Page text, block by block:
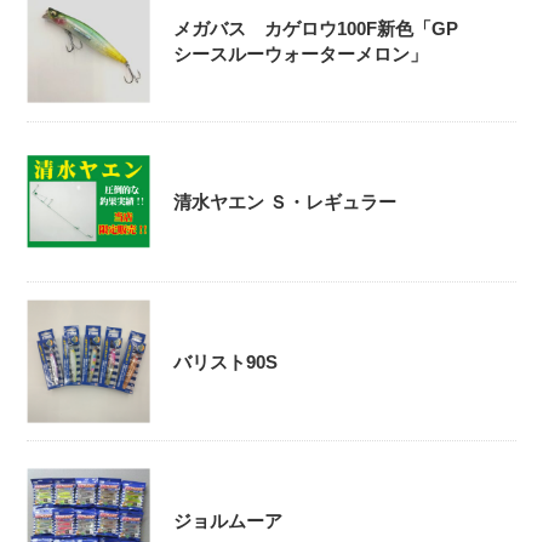
メガバス カゲロウ100F新色「GP
シースルーウォーターメロン」
清水ヤエン Ｓ・レギュラー
バリスト90S
ジョルムーア